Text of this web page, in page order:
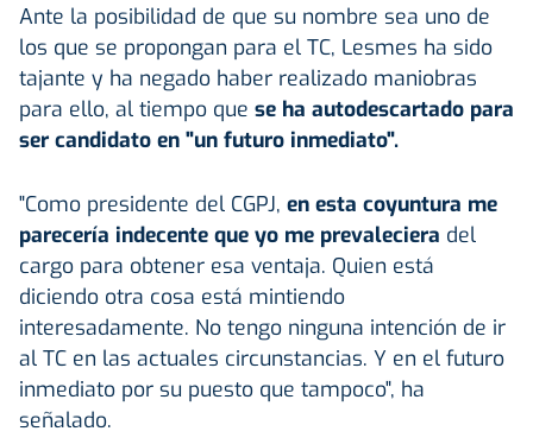
Ante la posibilidad de que su nombre sea uno de
los que se propongan para el TC, Lesmes ha sido
tajante y ha negado haber realizado maniobras
para ello, al tiempo que se ha autodescartado para
ser candidato en "un futuro inmediato".
"Como presidente del CGPJ, en esta coyuntura me
parecería indecente que yo me prevaleciera del
cargo para obtener esa ventaja. Quien está
diciendo otra cosa está mintiendo
interesadamente. No tengo ninguna intención de ir
al TC en las actuales circunstancias. Y en el futuro
inmediato por su puesto que tampoco", ha
señalado.